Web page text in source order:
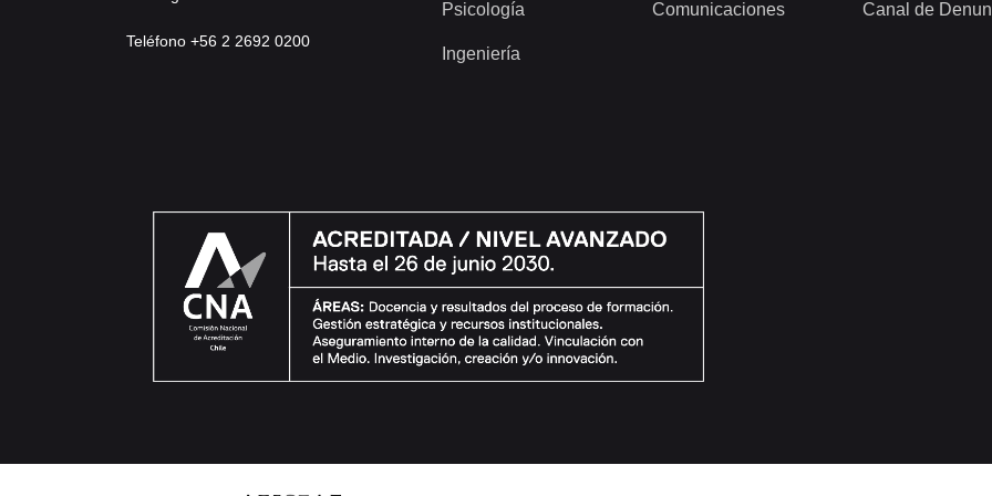
Teléfono +56 2 2692 0200
Psicología
Ingeniería
Comunicaciones Canal de